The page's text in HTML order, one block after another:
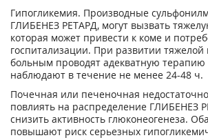
Гипогликемия. Производные
ГЛИБЕНЕЗ РЕТАРД, могут вызвать
которая может привести к коме и
госпитализации. При развитии тяжелой
больным проводят адекватную терапию
наблюдают в течение не менее 24-48 ч.
Почечная или печеночная
повлиять на распределение ГЛИБЕНЕЗ
снизить активность глюконеогенеза.
повышают риск серьезных